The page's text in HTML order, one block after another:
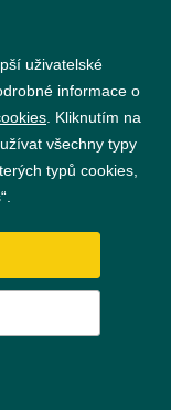
uživatelské
informace o
. Kliknutím na
všechny typy
typů cookies,